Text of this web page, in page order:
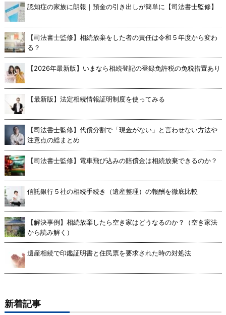
認知症の家族に朗報｜預金の引き出しが簡単に【司法書士監修】
【司法書士監修】相続放棄をした者の責任は令和５年度から変わ
る？
【2026年最新版】いまなら相続登記の登録免許税の免税措置あり
【最新版】法定相続情報証明制度を使ってみる
【司法書士監修】代償分割で「現金がない」と言わせない方法や
注意点の総まとめ
【司法書士監修】電車飛び込みの賠償金は相続放棄できるのか？
信託銀行５社の相続手続き（遺産整理）の報酬を徹底比較
【解決事例】相続放棄したら空き家はどうなるのか？（空き家法
から読み解く）
遺産相続で印鑑証明書と住民票を要求された時の対処法
新着記事